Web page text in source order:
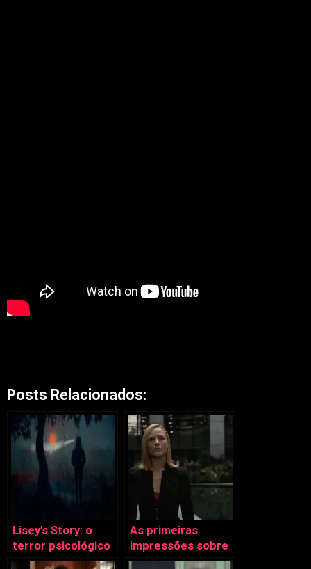
Posts Relacionados:
Lisey’s Story: o
terror psicológico
do luto
As primeiras
impressões sobre
a terceira